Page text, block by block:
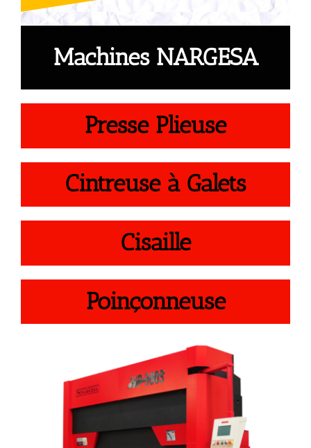
Machines NARGESA
Presse Plieuse
Cintreuse à Galets
Cisaille
Poinçonneuse